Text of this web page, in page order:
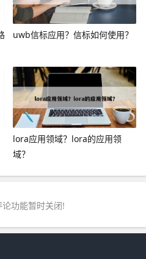
uwb信标应用？信标如何使用？
lora应用领域？lora的应用领
域？
功能暂时关闭!